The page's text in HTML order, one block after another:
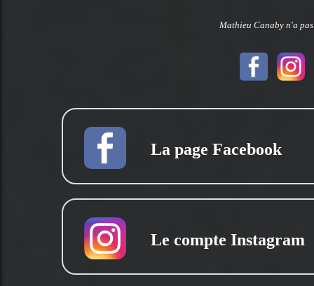
Mathieu Canaby n'a
La page Facebook
Le compte Instagram